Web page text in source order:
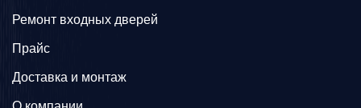
Ремонт входных дверей
Прайс
Доставка и монтаж